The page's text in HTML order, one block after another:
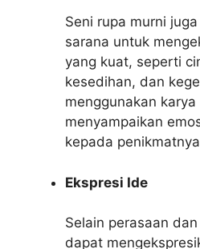
Seni rupa murni
sarana untuk
yang kuat, seperti
kesedihan, dan
menggunakan
menyampaikan
kepada
Ekspresi Ide
Selain perasaan
dapat